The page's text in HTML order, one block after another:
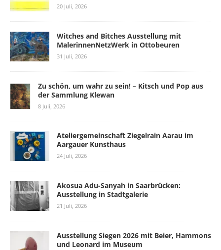
20 Juli, 2026
Witches and Bitches Ausstellung mit
MalerinnenNetzWerk in Ottobeuren
31 Juli, 2026
Zu schön, um wahr zu sein! – Kitsch und Pop aus
der Sammlung Klewan
8 Juli, 2026
Ateliergemeinschaft Ziegelrain Aarau im
Aargauer Kunsthaus
24 Juli, 2026
Akosua Adu-Sanyah in Saarbrücken:
Ausstellung in Stadtgalerie
21 Juli, 2026
Ausstellung Siegen 2026 mit Beier, Hammons
und Leonard im Museum